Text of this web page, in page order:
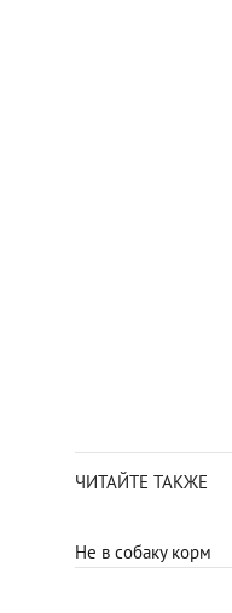
ЧИТАЙТЕ ТАКЖЕ
Не в собаку корм